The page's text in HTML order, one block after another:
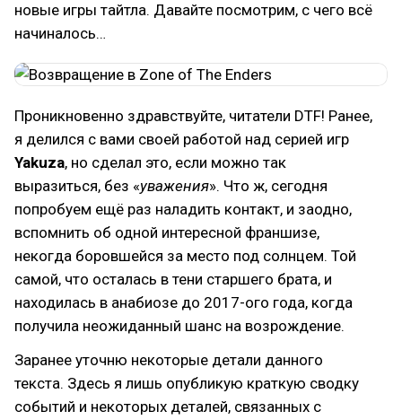
новые игры тайтла. Давайте посмотрим, с чего всё
начиналось…
Проникновенно здравствуйте, читатели DTF! Ранее,
я делился с вами своей работой над серией игр
Yakuza, но сделал это, если можно так
выразиться, без «уважения». Что ж, сегодня
попробуем ещё раз наладить контакт, и заодно,
вспомнить об одной интересной франшизе,
некогда боровшейся за место под солнцем. Той
самой, что осталась в тени старшего брата, и
находилась в анабиозе до 2017-ого года, когда
получила неожиданный шанс на возрождение.
Заранее уточню некоторые детали данного
текста. Здесь я лишь опубликую краткую сводку
событий и некоторых деталей, связанных с